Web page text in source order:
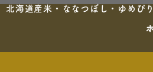
北海道産米・ななつぼし・ゆめぴ